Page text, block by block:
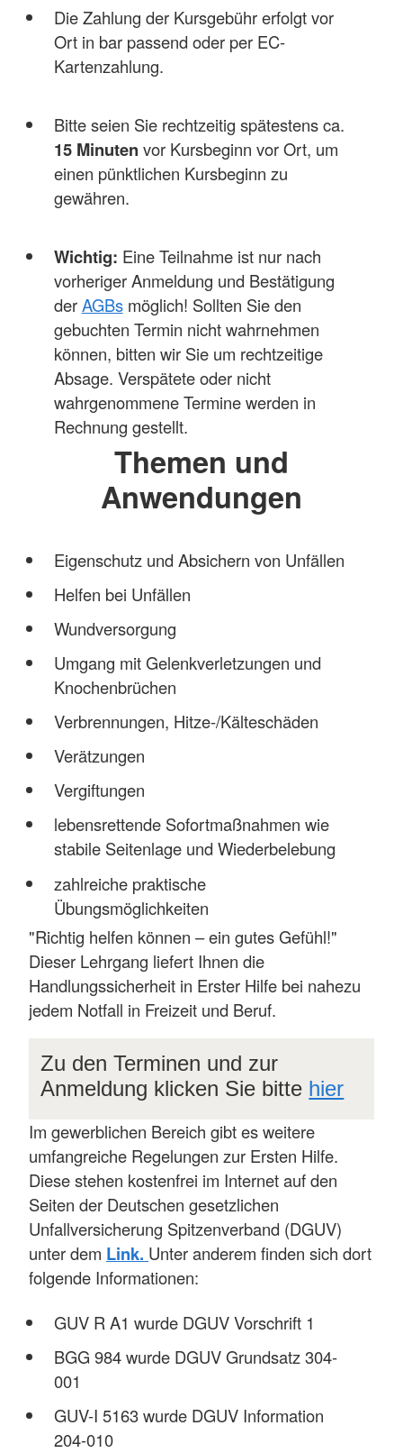
Die Zahlung der Kursgebühr erfolgt vor
Ort in bar passend oder per EC-
Kartenzahlung.
Bitte seien Sie rechtzeitig spätestens ca.
15 Minuten vor Kursbeginn vor Ort, um
einen pünktlichen Kursbeginn zu
gewähren.
Wichtig: Eine Teilnahme ist nur nach
vorheriger Anmeldung und Bestätigung
derAGBsmöglich! Sollten Sie den
gebuchten Termin nicht wahrnehmen
können, bitten wir Sie um rechtzeitige
Absage. Verspätete oder nicht
wahrgenommene Termine werden in
Rechnung gestellt.
Themen und
Anwendungen
Eigenschutz und Absichern von Unfällen
Helfen bei Unfällen
Wundversorgung
Umgang mit Gelenkverletzungen und
Knochenbrüchen
Verbrennungen, Hitze-/Kälteschäden
Verätzungen
Vergiftungen
lebensrettende Sofortmaßnahmen wie
stabile Seitenlage und Wiederbelebung
zahlreiche praktische
Übungsmöglichkeiten
"Richtig helfen können – ein gutes Gefühl!"
Dieser Lehrgang liefert Ihnen die
Handlungssicherheit in Erster Hilfe bei nahezu
jedem Notfall in Freizeit und Beruf.
Zu den Terminen und zur
Anmeldung klicken Sie bitte hier
Im gewerblichen Bereich gibt es weitere
umfangreiche Regelungen zur Ersten Hilfe.
Diese stehen kostenfrei im Internet auf den
Seiten der Deutschen gesetzlichen
Unfallversicherung Spitzenverband (DGUV)
unter dem Link. Unter anderem finden sich dort
folgende Informationen:
GUV R A1 wurde DGUV Vorschrift 1
BGG 984 wurde DGUV Grundsatz 304-
001
GUV-I 5163 wurde DGUV Information
204-010